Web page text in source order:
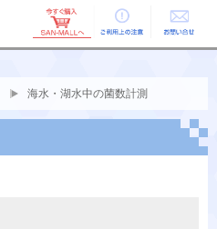
ご利用上の お問い合せ
海水・湖水中の菌数計測